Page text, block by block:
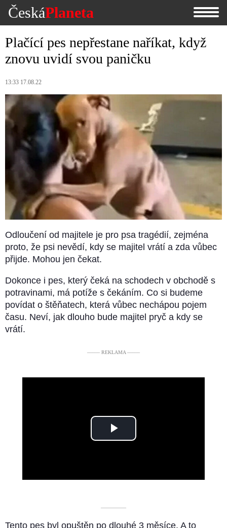
ČeskáPlaneta
Plačící pes nepřestane naříkat, když
znovu uvidí svou paničku
13:33 17.08.22
Odloučení od majitele je pro psa tragédií, zejména
proto, že psi nevědí, kdy se majitel vrátí a zda vůbec
přijde. Mohou jen čekat.
Dokonce i pes, který čeká na schodech v obchodě s
potravinami, má potíže s čekáním. Co si budeme
povídat o štěňatech, která vůbec nechápou pojem
času. Neví, jak dlouho bude majitel pryč a kdy se
vrátí.
––––– REKLAMA –––––
Play
––––––––––
Tento pes byl opuštěn po dlouhé 3 měsíce. A to